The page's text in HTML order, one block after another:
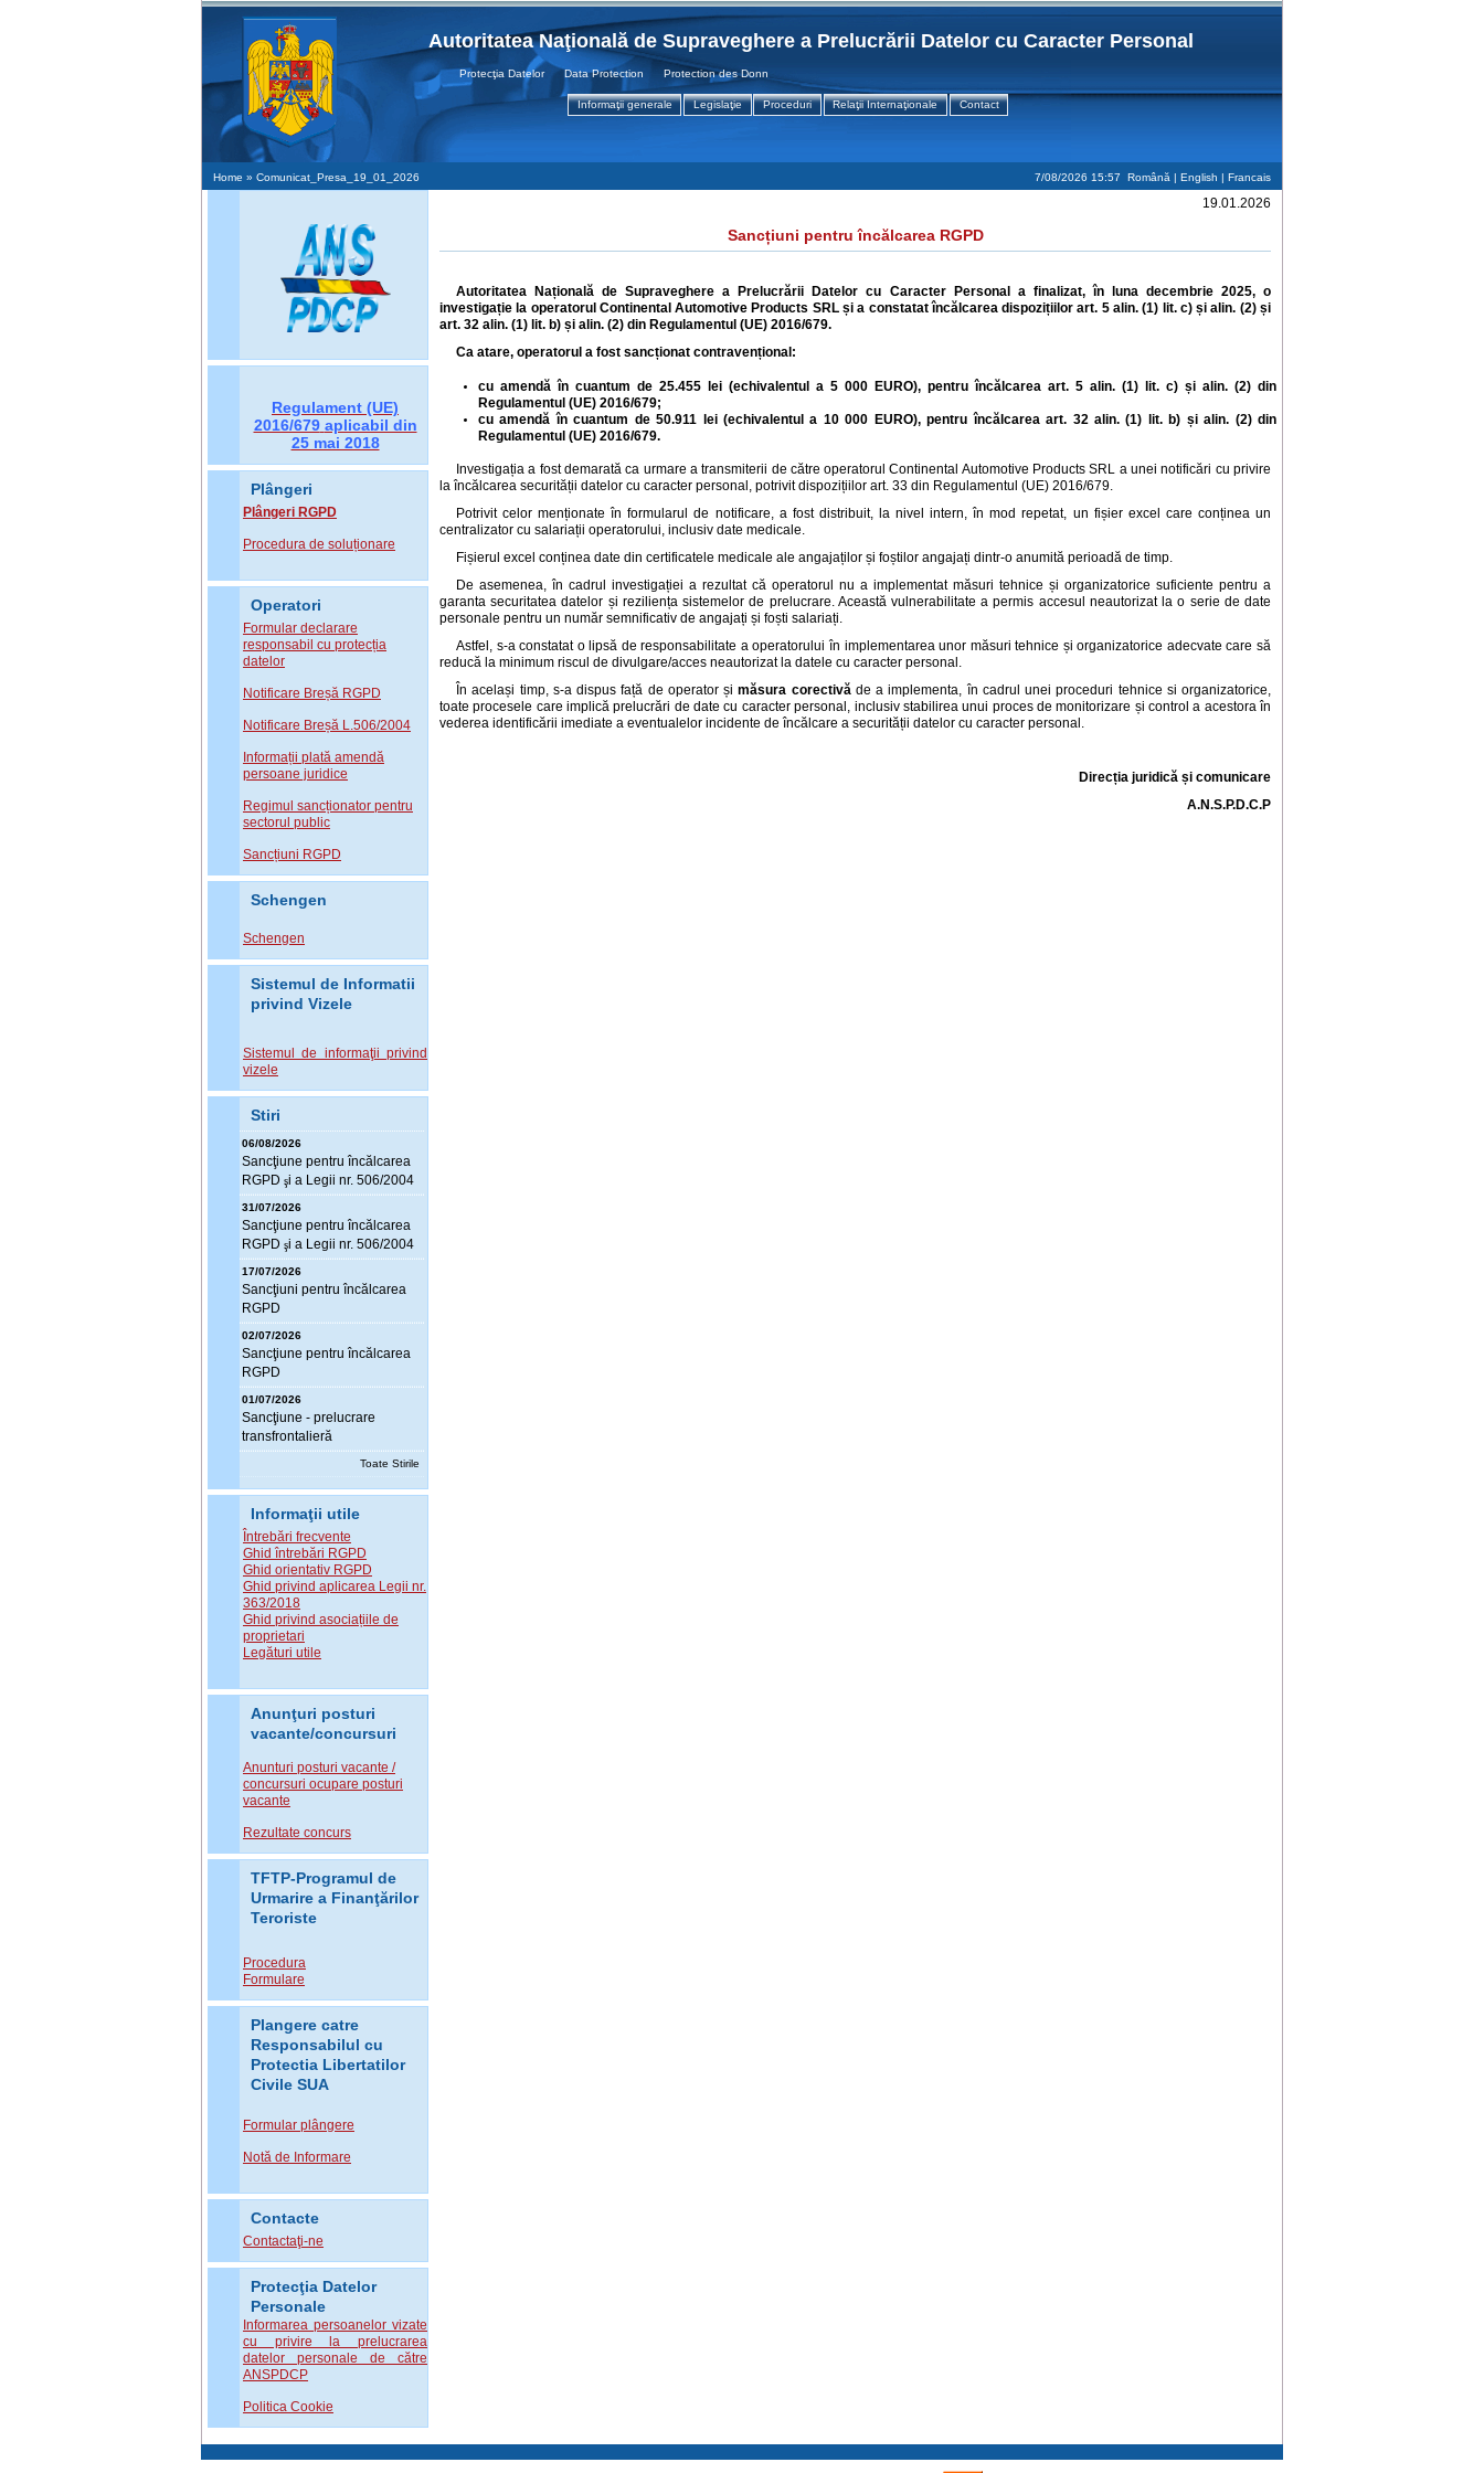
Autoritatea Naţională de Supraveghere a Prelucrării Datelor cu Caracter Personal
Protecţia Datelor Data Protection Protection des Donnees
Informaţii generale Legislaţie Proceduri Relaţii Internaţionale Contact
Home » Comunicat_Presa_19_01_2026 7/08/2026 15:57 Română | English | Francais
Regulament (UE)
2016/679 aplicabil din
25 mai 2018
Plângeri
Plângeri RGPD
Procedura de soluționare
Operatori
Formular declarare
responsabil cu protecția
datelor
Notificare Breșă RGPD
Notificare Breșă L.506/2004
Informații plată amendă
persoane juridice
Regimul sancționator pentru
sectorul public
Sancțiuni RGPD
Schengen
Schengen
Sistemul de Informatii
privind Vizele
Sistemul de informaţii privind
vizele
Stiri
06/08/2026
Sancţiune pentru încălcarea
RGPD şi a Legii nr. 506/2004
31/07/2026
Sancţiune pentru încălcarea
RGPD şi a Legii nr. 506/2004
17/07/2026
Sancţiuni pentru încălcarea
RGPD
02/07/2026
Sancţiune pentru încălcarea
RGPD
01/07/2026
Sancţiune - prelucrare
transfrontalieră
Toate Stirile
Informaţii utile
Întrebări frecvente
Ghid întrebări RGPD
Ghid orientativ RGPD
Ghid privind aplicarea Legii nr.
363/2018
Ghid privind asociațiile de
proprietari
Legături utile
Anunţuri posturi
vacante/concursuri
Anunturi posturi vacante /
concursuri ocupare posturi
vacante
Rezultate concurs
TFTP-Programul de
Urmarire a Finanţărilor
Teroriste
Procedura
Formulare
Plangere catre
Responsabilul cu
Protectia Libertatilor
Civile SUA
Formular plângere
Notă de Informare
Contacte
Contactaţi-ne
Protecţia Datelor
Personale
Informarea persoanelor vizate
cu privire la prelucrarea
datelor personale de către
ANSPDCP
Politica Cookie
19.01.2026
Sancțiuni pentru încălcarea RGPD
Autoritatea Națională de Supraveghere a Prelucrării Datelor cu Caracter Personal a finalizat, în luna decembrie 2025, o
investigație la operatorul Continental Automotive Products SRL și a constatat încălcareadispozițiilor art. 5 alin. (1) lit. c) și alin. (2) și
art. 32 alin. (1) lit. b) și alin. (2) din Regulamentul (UE) 2016/679.
Ca atare, operatorul a fost sancționat contravențional:
cu amendă în cuantum de 25.455 lei (echivalentul a 5 000 EURO), pentru încălcarea art. 5 alin. (1) lit. c) și alin. (2) din
Regulamentul (UE) 2016/679;
cu amendă în cuantum de50.911 lei (echivalentul a 10 000 EURO), pentru încălcarea art. 32 alin. (1) lit. b) și alin. (2) din
Regulamentul (UE) 2016/679.
Investigația a fost demarată ca urmare a transmiterii de către operatorul Continental Automotive Products SRL a unei notificări cu privire
la încălcarea securității datelor cu caracter personal, potrivit dispozițiilor art. 33 din Regulamentul (UE) 2016/679.
Potrivit celor menționate în formularul de notificare, a fost distribuit, la nivel intern, în mod repetat, un fișier excel care conținea un
centralizator cu salariații operatorului, inclusiv date medicale.
Fișierul excel conținea date din certificatele medicale ale angajaților și foștilor angajați dintr-o anumită perioadă de timp.
De asemenea, în cadrul investigației a rezultat că operatorul nu a implementat măsuri tehnice și organizatorice suficiente pentru a
garanta securitatea datelor și reziliența sistemelor de prelucrare. Această vulnerabilitate a permis accesul neautorizat la o serie de date
personale pentru un număr semnificativ de angajați și foști salariați.
Astfel, s-a constatat o lipsă de responsabilitate a operatorului în implementarea unor măsuri tehnice și organizatorice adecvate care să
reducă la minimum riscul de divulgare/acces neautorizat la datele cu caracter personal.
În același timp, s-a dispus față de operator șimăsura corectivăde a implementa, în cadrul unei proceduri tehnice si organizatorice,
toate procesele care implică prelucrări de date cu caracter personal, inclusiv stabilirea unui proces de monitorizare și control a acestora în
vederea identificării imediate a eventualelor incidente de încălcare a securității datelor cu caracter personal.
Direcția juridică și comunicare
A.N.S.P.D.C.P